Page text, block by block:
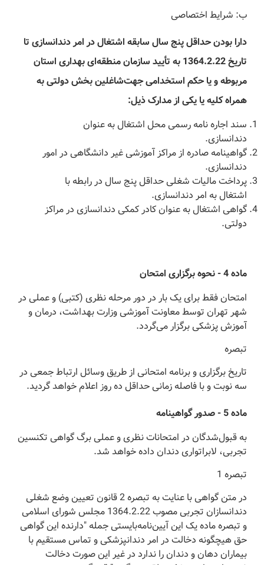
ب: شرایط اختصاصی
‌دارا بودن حداقل پنج سال سابقه اشتغال در امر دندانسازی تا
تاریخ 1364.2.22 به تأیید سازمان منطقه‌ای بهداری استان
مربوطه و یا حکم استخدامی جهت‌شاغلین بخش دولتی به
همراه کلیه یا یکی از مدارک ذیل:
سند اجاره نامه رسمی محل اشتغال به عنوان
دندانسازی.
گواهینامه صادره از مراکز آموزشی غیر دانشگاهی در امور
دندانسازی.
پرداخت مالیات شغلی حداقل پنج سال در رابطه با
اشتغال به امر دندانسازی.
گواهی اشتغال به عنوان کادر کمکی دندانسازی در مراکز
دولتی.
‌ماده 4 - نحوه برگزاری امتحان
‌امتحان فقط برای یک بار در دور مرحله نظری (‌کتبی) و عملی در
شهر تهران توسط معاونت آموزشی وزارت بهداشت، درمان و
آموزش پزشکی برگزار می‌گردد.
تبصره
‌تاریخ برگزاری و برنامه امتحانی از طریق وسائل ارتباط جمعی در
سه نوبت و با فاصله زمانی حداقل ده روز اعلام خواهد گردید.
‌ماده 5 - صدور گواهینامه
‌به قبول‌شدگان در امتحانات نظری و عملی برگ گواهی تکنسین
تجربی، لابراتواری دندان داده خواهد شد.
‌تبصره 1
‌در متن گواهی با عنایت به تبصره 2 قانون تعیین وضع شغلی
دندانسازان تجربی مصوب 1364.2.22 مجلس شورای اسلامی
و تبصره ماده یک این آیین‌نامه‌بایستی جمله "‌دارنده این گواهی
حق هیچگونه دخالت در امر دندانپزشکی و تماس مستقیم با
بیماران دهان و دندان را ندارد در غیر این صورت دخالت